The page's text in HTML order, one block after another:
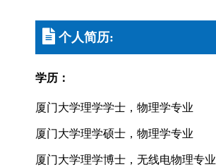
个人简历:
学历：
厦门大学理学学士，物理学专业
厦门大学理学硕士，物理学专业
厦门大学理学博士，无线电物理专业